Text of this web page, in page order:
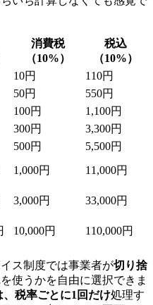
消費税
（10%）
税込
（10%）
10円 110円
50円 550円
100円 1,100円
300円 3,300円
500円 5,500円
1,000円 11,000円
3,000円 33,000円
10,000円 110,000円
ス制度では事業者が切り捨
使うかを自由に選択できま
、税率ごとに1回だけ処理す